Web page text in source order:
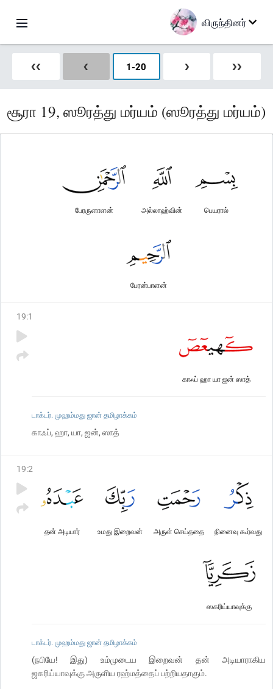
விருந்தினர்
❮❮ ❮ 1-20 ❯ ❯❯
சூரா 19, ஸூரத்து மர்யம் (ஸூரத்து மர்யம்)
பெயரால்
அல்லாஹ்வின்
பேரருளாளன்
பேரன்பாளன்
19:1
காஃப் ஹா யா ஐன் ஸாத்
டாக்டர். முஹம்மது ஜான் தமிழாக்கம்
காஃப், ஹா, யா, ஐன், ஸாத்
19:2
நினைவு கூர்வது
அருள் செய்ததை
உமது இறைவன்
தன் அடியார்
ஸகரிய்யாவுக்கு
டாக்டர். முஹம்மது ஜான் தமிழாக்கம்
(நபியே! இது) உம்முடைய இறைவன் தன் அடியாராகிய
ஜகரிய்யாவுக்கு அருளிய ரஹ்மத்தைப் பற்றியதாகும்.